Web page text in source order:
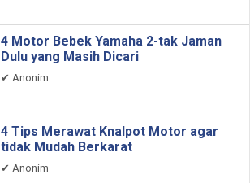
4 Motor Bebek Yamaha 2-tak Jaman
Dulu yang Masih Dicari
✔ Anonim
4 Tips Merawat Knalpot Motor agar
tidak Mudah Berkarat
✔ Anonim